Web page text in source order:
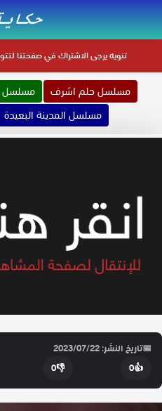
تنويهيرجى الاشتراك في صفحتنا
مسلسل حلم اشرف
مسلسل
مسلسل المدينة البعيدة
📅تاريخ النشر: 2023/07/22
👍
0
👎
0